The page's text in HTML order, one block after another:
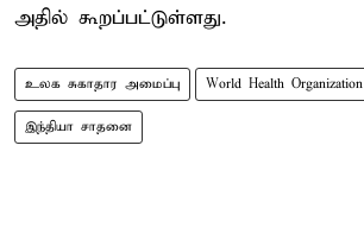
அதில் கூறப்பட்டுள்ளது.
உலக சுகாதார அமைப்பு World Health Organization
இந்தியா சாதனை